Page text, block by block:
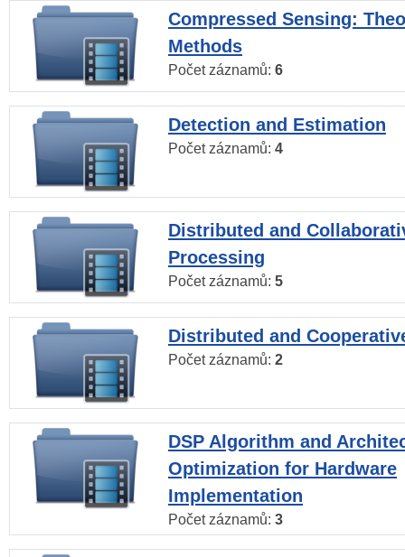
Compressed Sensing:
Methods
Počet záznamů: 6
Detection and Estimation
Počet záznamů: 4
Distributed and
Processing
Počet záznamů: 5
Distributed and
Počet záznamů: 2
DSP Algorithm and
Optimization for Hardware
Implementation
Počet záznamů: 3